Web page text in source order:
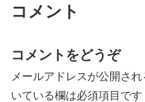
コメント
コメントをどうぞ
メールアドレスが公開され
いている欄は必須項目です